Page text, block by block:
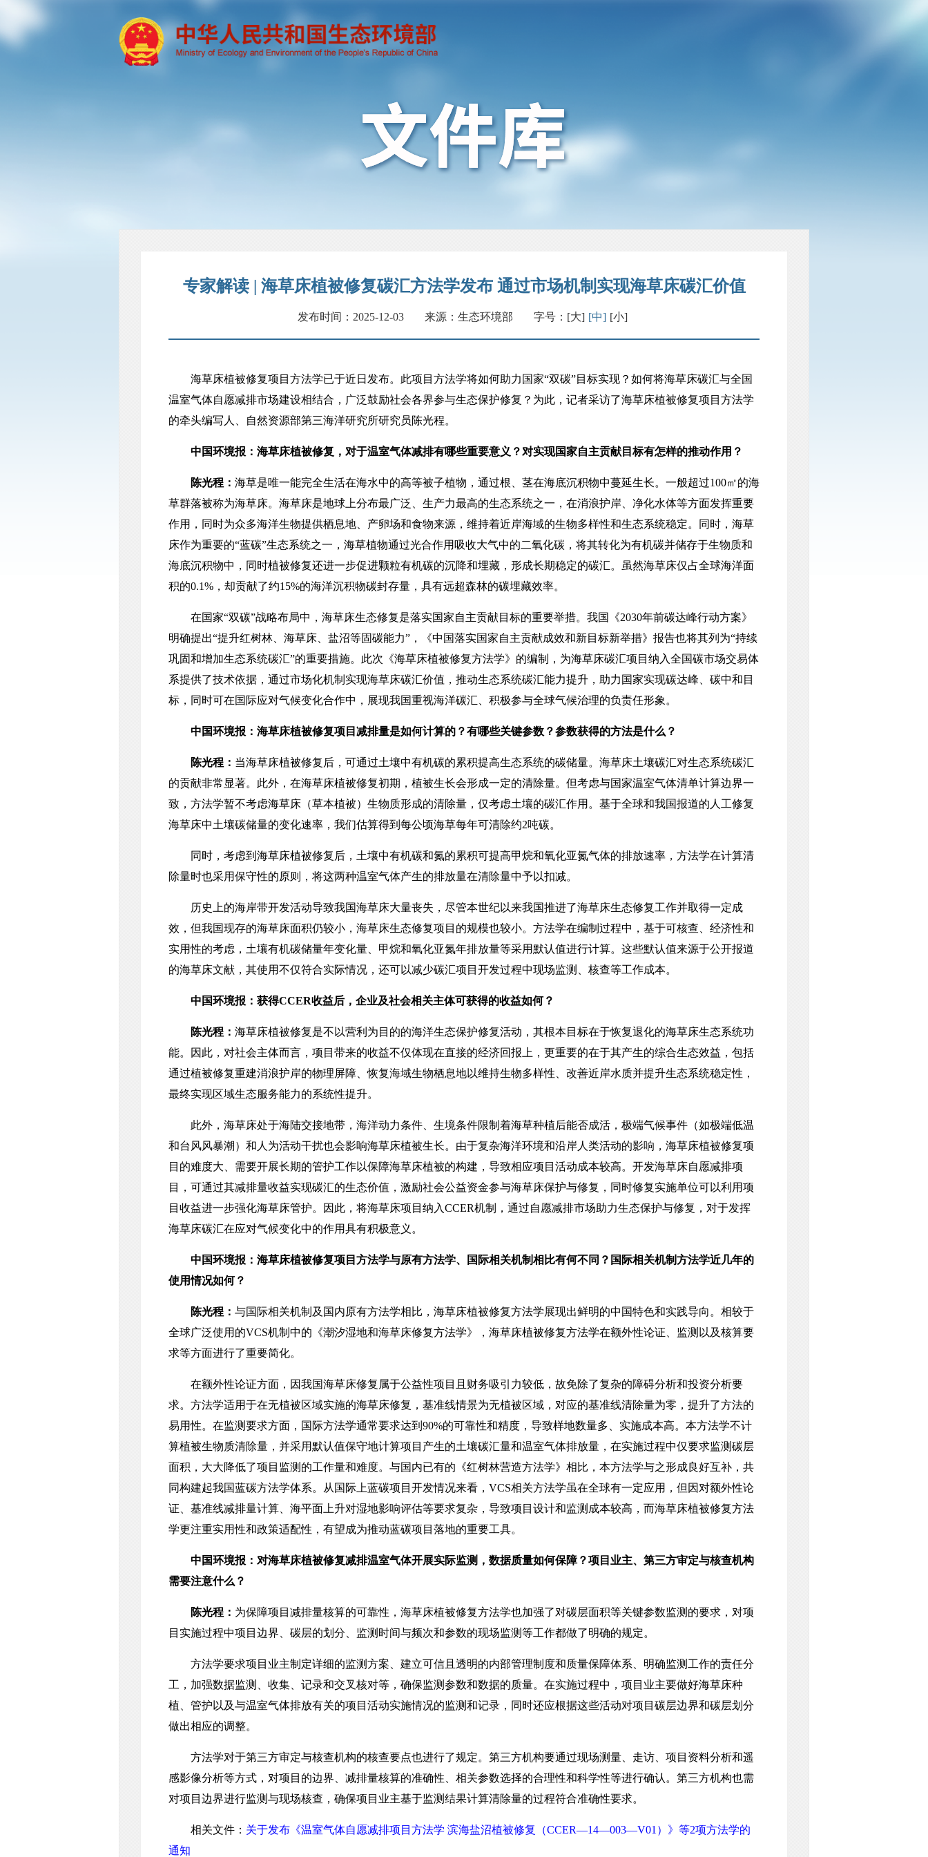
专家解读 | 海草床植被修复碳汇方法学发布 通过市场机制实现海草床碳汇价值
发布时间：2025-12-03 来源：生态环境部 字号： [大] [中] [小]
海草床植被修复项目方法学已于近日发布。此项目方法学将如何助力国家“双碳”目标实现？如何将海草床碳汇与全国
温室气体自愿减排市场建设相结合，广泛鼓励社会各界参与生态保护修复？为此，记者采访了海草床植被修复项目方法学
的牵头编写人、自然资源部第三海洋研究所研究员陈光程。
中国环境报：海草床植被修复，对于温室气体减排有哪些重要意义？对实现国家自主贡献目标有怎样的推动作用？
陈光程： 海草是唯一能完全生活在海水中的高等被子植物，通过根、茎在海底沉积物中蔓延生长。一般超过100㎡的海
草群落被称为海草床。海草床是地球上分布最广泛、生产力最高的生态系统之一，在消浪护岸、净化水体等方面发挥重要
作用，同时为众多海洋生物提供栖息地、产卵场和食物来源，维持着近岸海域的生物多样性和生态系统稳定。同时，海草
床作为重要的“蓝碳”生态系统之一，海草植物通过光合作用吸收大气中的二氧化碳，将其转化为有机碳并储存于生物质和
海底沉积物中，同时植被修复还进一步促进颗粒有机碳的沉降和埋藏，形成长期稳定的碳汇。虽然海草床仅占全球海洋面
积的0.1%，却贡献了约15%的海洋沉积物碳封存量，具有远超森林的碳埋藏效率。
在国家“双碳”战略布局中，海草床生态修复是落实国家自主贡献目标的重要举措。我国《2030年前碳达峰行动方案》
明确提出“提升红树林、海草床、盐沼等固碳能力”，《中国落实国家自主贡献成效和新目标新举措》报告也将其列为“持续
巩固和增加生态系统碳汇”的重要措施。此次《海草床植被修复方法学》的编制，为海草床碳汇项目纳入全国碳市场交易体
系提供了技术依据，通过市场化机制实现海草床碳汇价值，推动生态系统碳汇能力提升，助力国家实现碳达峰、碳中和目
标，同时可在国际应对气候变化合作中，展现我国重视海洋碳汇、积极参与全球气候治理的负责任形象。
中国环境报：海草床植被修复项目减排量是如何计算的？有哪些关键参数？参数获得的方法是什么？
陈光程： 当海草床植被修复后，可通过土壤中有机碳的累积提高生态系统的碳储量。海草床土壤碳汇对生态系统碳汇
的贡献非常显著。此外，在海草床植被修复初期，植被生长会形成一定的清除量。但考虑与国家温室气体清单计算边界一
致，方法学暂不考虑海草床（草本植被）生物质形成的清除量，仅考虑土壤的碳汇作用。基于全球和我国报道的人工修复
海草床中土壤碳储量的变化速率，我们估算得到每公顷海草每年可清除约2吨碳。
同时，考虑到海草床植被修复后，土壤中有机碳和氮的累积可提高甲烷和氧化亚氮气体的排放速率，方法学在计算清
除量时也采用保守性的原则，将这两种温室气体产生的排放量在清除量中予以扣减。
历史上的海岸带开发活动导致我国海草床大量丧失，尽管本世纪以来我国推进了海草床生态修复工作并取得一定成
效，但我国现存的海草床面积仍较小，海草床生态修复项目的规模也较小。方法学在编制过程中，基于可核查、经济性和
实用性的考虑，土壤有机碳储量年变化量、甲烷和氧化亚氮年排放量等采用默认值进行计算。这些默认值来源于公开报道
的海草床文献，其使用不仅符合实际情况，还可以减少碳汇项目开发过程中现场监测、核查等工作成本。
中国环境报：获得CCER收益后，企业及社会相关主体可获得的收益如何？
陈光程： 海草床植被修复是不以营利为目的的海洋生态保护修复活动，其根本目标在于恢复退化的海草床生态系统功
能。因此，对社会主体而言，项目带来的收益不仅体现在直接的经济回报上，更重要的在于其产生的综合生态效益，包括
通过植被修复重建消浪护岸的物理屏障、恢复海域生物栖息地以维持生物多样性、改善近岸水质并提升生态系统稳定性，
最终实现区域生态服务能力的系统性提升。
此外，海草床处于海陆交接地带，海洋动力条件、生境条件限制着海草种植后能否成活，极端气候事件（如极端低温
和台风风暴潮）和人为活动干扰也会影响海草床植被生长。由于复杂海洋环境和沿岸人类活动的影响，海草床植被修复项
目的难度大、需要开展长期的管护工作以保障海草床植被的构建，导致相应项目活动成本较高。开发海草床自愿减排项
目，可通过其减排量收益实现碳汇的生态价值，激励社会公益资金参与海草床保护与修复，同时修复实施单位可以利用项
目收益进一步强化海草床管护。因此，将海草床项目纳入CCER机制，通过自愿减排市场助力生态保护与修复，对于发挥
海草床碳汇在应对气候变化中的作用具有积极意义。
中国环境报：海草床植被修复项目方法学与原有方法学、国际相关机制相比有何不同？国际相关机制方法学近几年的
使用情况如何？
陈光程： 与国际相关机制及国内原有方法学相比，海草床植被修复方法学展现出鲜明的中国特色和实践导向。相较于
全球广泛使用的VCS机制中的《潮汐湿地和海草床修复方法学》，海草床植被修复方法学在额外性论证、监测以及核算要
求等方面进行了重要简化。
在额外性论证方面，因我国海草床修复属于公益性项目且财务吸引力较低，故免除了复杂的障碍分析和投资分析要
求。方法学适用于在无植被区域实施的海草床修复，基准线情景为无植被区域，对应的基准线清除量为零，提升了方法的
易用性。在监测要求方面，国际方法学通常要求达到90%的可靠性和精度，导致样地数量多、实施成本高。本方法学不计
算植被生物质清除量，并采用默认值保守地计算项目产生的土壤碳汇量和温室气体排放量，在实施过程中仅要求监测碳层
面积，大大降低了项目监测的工作量和难度。与国内已有的《红树林营造方法学》相比，本方法学与之形成良好互补，共
同构建起我国蓝碳方法学体系。从国际上蓝碳项目开发情况来看，VCS相关方法学虽在全球有一定应用，但因对额外性论
证、基准线减排量计算、海平面上升对湿地影响评估等要求复杂，导致项目设计和监测成本较高，而海草床植被修复方法
学更注重实用性和政策适配性，有望成为推动蓝碳项目落地的重要工具。
中国环境报：对海草床植被修复减排温室气体开展实际监测，数据质量如何保障？项目业主、第三方审定与核查机构
需要注意什么？
陈光程： 为保障项目减排量核算的可靠性，海草床植被修复方法学也加强了对碳层面积等关键参数监测的要求，对项
目实施过程中项目边界、碳层的划分、监测时间与频次和参数的现场监测等工作都做了明确的规定。
方法学要求项目业主制定详细的监测方案、建立可信且透明的内部管理制度和质量保障体系、明确监测工作的责任分
工，加强数据监测、收集、记录和交叉核对等，确保监测参数和数据的质量。在实施过程中，项目业主要做好海草床种
植、管护以及与温室气体排放有关的项目活动实施情况的监测和记录，同时还应根据这些活动对项目碳层边界和碳层划分
做出相应的调整。
方法学对于第三方审定与核查机构的核查要点也进行了规定。第三方机构要通过现场测量、走访、项目资料分析和遥
感影像分析等方式，对项目的边界、减排量核算的准确性、相关参数选择的合理性和科学性等进行确认。第三方机构也需
对项目边界进行监测与现场核查，确保项目业主基于监测结果计算清除量的过程符合准确性要求。
相关文件： 关于发布《温室气体自愿减排项目方法学 滨海盐沼植被修复（CCER—14—003—V01）》等2项方法学的
通知